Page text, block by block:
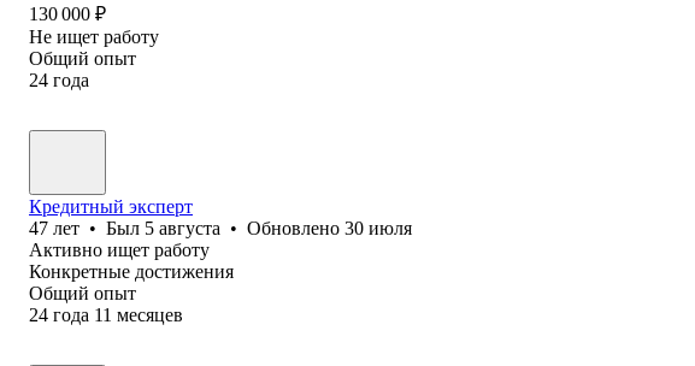
130 000 ₽
Не ищет работу
Общий опыт
24 года
Кредитный эксперт
47 лет • Был 5 августа • Обновлено 30 июля
Активно ищет работу
Конкретные достижения
Общий опыт
24 года 11 месяцев